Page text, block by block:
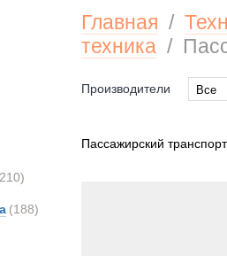
(188)
Главная /
техника /
Производители
Все
Пассажирский транспорт